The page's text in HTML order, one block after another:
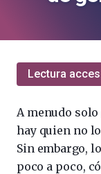
la
la
Lectura
A menudo
hay quien no
Sin embargo,
poco a poco,